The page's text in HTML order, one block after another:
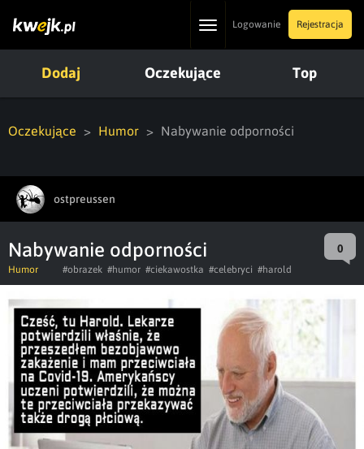
ToggleLogowanie Rejestracja
Dodaj Oczekujące Top
Oczekujące Humor Nabywanie odporności
ostpreussen
Nabywanie odporności 0
Humor #obrazek #humor #ciekawostka #celebryci #harold